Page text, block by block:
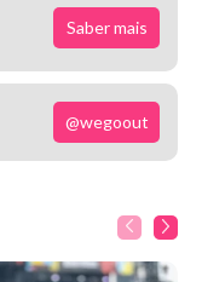
Saber mais
@wegoout